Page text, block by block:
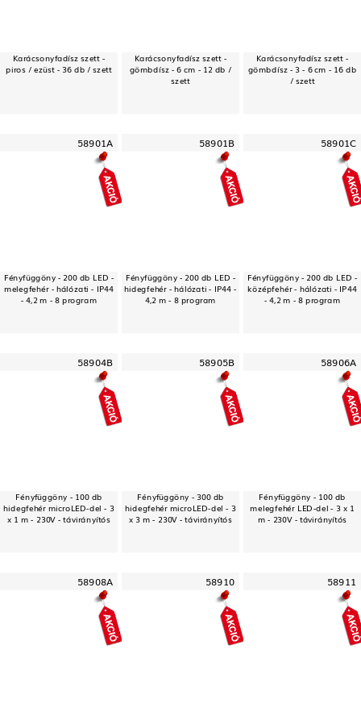
Karácsonyfadísz szett -
piros / ezüst - 36 db / szett
Karácsonyfadísz szett -
gömbdísz - 6 cm - 12 db /
szett
Karácsonyfadísz szett -
gömbdísz - 3 - 6 cm - 16 db
/ szett
58901A
Fényfüggöny - 200 db LED -
melegfehér - hálózati - IP44
- 4,2 m - 8 program
58901B
Fényfüggöny - 200 db LED -
hidegfehér - hálózati - IP44 -
4,2 m - 8 program
58901C
Fényfüggöny - 200 db LED -
középfehér - hálózati - IP44
- 4,2 m - 8 program
58904B
Fényfüggöny - 100 db
hidegfehér microLED-del - 3
x 1 m - 230V - távirányítós
58905B
Fényfüggöny - 300 db
hidegfehér microLED-del - 3
x 3 m - 230V - távirányítós
58906A
Fényfüggöny - 100 db
melegfehér LED-del - 3 x 1
m - 230V - távirányítós
58908A 58910 58911